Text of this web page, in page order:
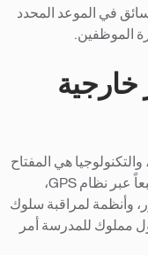
في الموعد المحدد
الموظفين.
خارجية
هي المفتاح
لضمانها. تتطلب معايير السلامة الحديثة تتبعاً عبر نظام GPS،
وأنظمة لمراقبة سلوك
مملوك للمدرسة أمر